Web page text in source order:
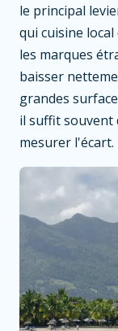
le principal
qui cuisine
les marques
baisser
grandes
il suffit souvent
mesurer l'écart.